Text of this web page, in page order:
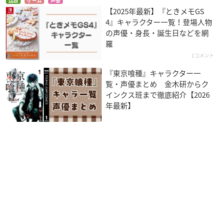
【2025年最新】『ときメモGS
4』キャラクター一覧！登場人物
の声優・身長・誕生日などを網
羅
1コメント
『東京喰種』キャラクター一
覧・声優まとめ 金木研からク
インクス班まで徹底紹介【2026
年最新】